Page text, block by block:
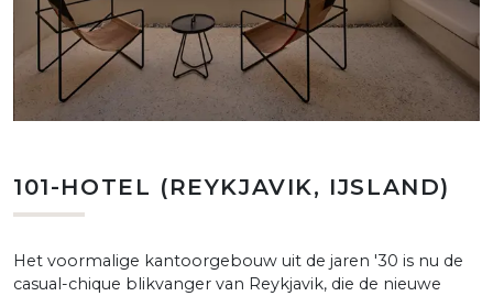
101-HOTEL (REYKJAVIK, IJSLAND)
Het voormalige kantoorgebouw uit de jaren '30 is nu de
casual-chique blikvanger van Reykjavik, die de nieuwe